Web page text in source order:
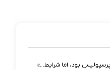
بود، اما شرایط…»